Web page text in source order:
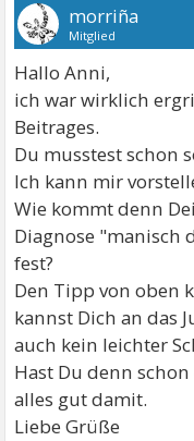
morriña
Mitglied
Hallo Anni,
ich war wirklich
Beitrages.
Du musstest schon
Ich kann mir
Wie kommt denn
Diagnose "manisch
fest?
Den Tipp von oben
kannst Dich an das
auch kein leichter
Hast Du denn
alles gut damit.
Liebe Grüße